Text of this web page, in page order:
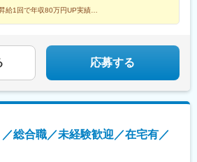
駅、堺駅、比治山下駅、広域公園前駅、横川
、検見川浜駅、本町駅、津守駅、中野東駅、
駅、福駅、芦原橋駅、桃山駅、野田阪神駅、
、淀屋橋駅、鶴崎駅、西小倉駅、二島駅、今
羽口駅、竹下駅、小森江駅、甘木駅(西鉄線)、
合駅、センター南駅、北四番丁駅、稲永駅、
駅、村井駅、茅野駅、本山駅(愛知県)、さが
給1回で年収80万円UP実績
応募する
総合職／未経験歓迎／在宅有／